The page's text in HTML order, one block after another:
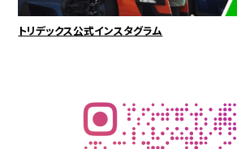
トリデックス公式インスタグラム